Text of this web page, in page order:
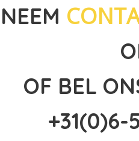
NEEM
OF BEL
+31(0)6-